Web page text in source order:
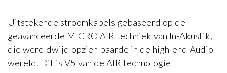
Uitstekende stroomkabels gebaseerd op de
geavanceerde MICRO AIR techniek van In-Akustik,
die wereldwijd opzien baarde in de high-end Audio
wereld. Dit is V5 van de AIR technologie